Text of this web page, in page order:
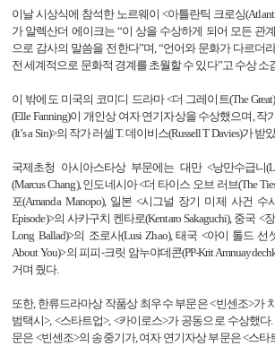
이날 시상식에 참석한 노르웨이 <아틀란틱 크로싱
가 알렉산더 에이크는 “이 상을 수상하게 되어 모든 관
으로 감사의 말씀을 전한다”며 “언어와 문화가 다르더
전 세계적으로 문화적 경계를 초월할 수 있다”고 수상 소
이 밖에도 미국의 코미디 드라마<더 그레이트(The
(Elle Fanning)이 개인상 여자 연기자상을 수상했으며 작
(It’s a Sin)>의 작가 러셀 T. 데이비스(Russell T Davies)가 받
국제초청 아시아스타상 부문에는 대만<낭만수급니
(Marcus Chang), 인도네시아<더 타이스 오브 러브(The
포(Amanda Manopo), 일본 <시그널 장기 미제 사건 수
Episode)>의 사카구치 켄타로(Kentaro Sakaguchi), 중국 <
Long Ballad)>의 조로사(Lusi Zhao),태국 <아이 톨드 선
About You)>의 피피-크릿 암누야데콘(PP-Krit
거며 줬다.
또한, 한류드라마상 작품상 최우수 부문은<빈센조>가
범택시>, <스타트업>, <카이로스>가 공동으로 수상했다.
문은 <빈센조>의 송중기가, 여자 연기자상 부문은<스타